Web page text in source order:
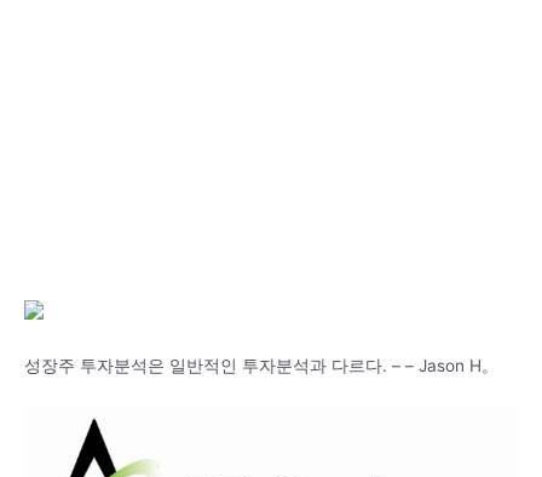
성장주 투자분석은 일반적인 투자분석과 다르다. – – Jason H。